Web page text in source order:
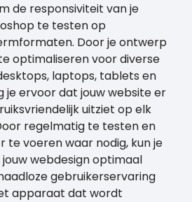
de responsiviteit van je
te testen op
Door je ontwerp
optimaliseren voor diverse
laptops, tablets en
je ervoor dat jouw website er
uitziet op elk
regelmatig te testen en
te voeren waar nodig, kun je
webdesign optimaal
gebruikerservaring
apparaat dat wordt